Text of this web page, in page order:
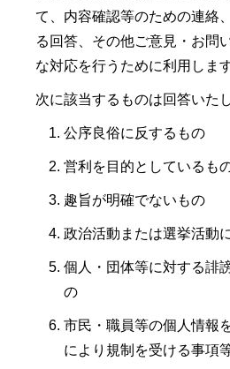
て、内容確認等のための連絡
る回答、その他ご意見・お問
な対応を行うために利用します
次に該当するものは回答いた
公序良俗に反するもの
営利を目的としているも
趣旨が明確でないもの
政治活動または選挙活動
個人・団体等に対する誹
の
市民・職員等の個人情報
により規制を受ける事項